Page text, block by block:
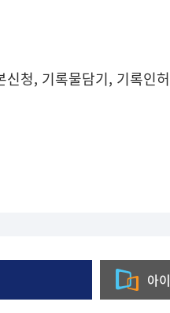
청, 기록물담기, 기록인
아